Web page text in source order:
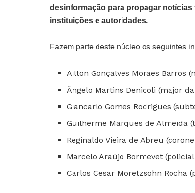
desinformação para propagar
instituições e autoridades.
Fazem parte deste núcleo os seguintes
Ailton Gonçalves Moraes Barros
Ângelo Martins Denicoli (major
Giancarlo Gomes Rodrigues
Guilherme Marques de Almeida
Reginaldo Vieira de Abreu
Marcelo Araújo Bormevet
Carlos Cesar Moretzsohn Rocha